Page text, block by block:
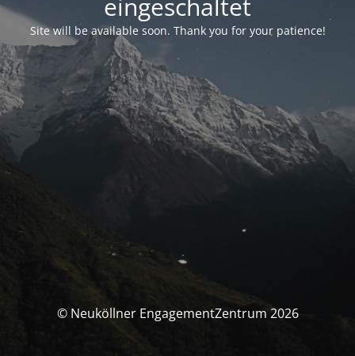
Site will be available soon. Thank you for your patience!
© Neuköllner EngagementZentrum 2026